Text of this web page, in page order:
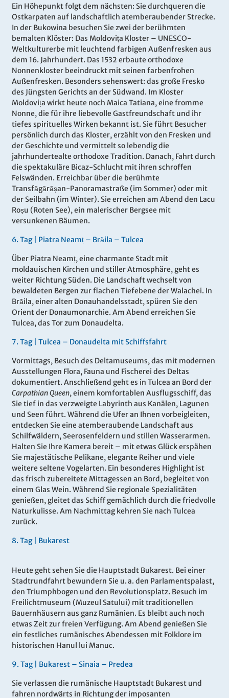
Ein Höhepunkt folgt dem nächsten: Sie durchqueren die
Ostkarpaten auf landschaftlich atemberaubender Strecke.
In der Bukowina besuchen Sie zwei der berühmten
bemalten Klöster: Das Moldovița Kloster – UNESCO-
Weltkulturerbe mit leuchtend farbigen Außenfresken aus
dem 16. Jahrhundert. Das 1532 erbaute orthodoxe
Nonnenkloster beeindruckt mit seinen farbenfrohen
Außenfresken. Besonders sehenswert: das große Fresko
des Jüngsten Gerichts an der Südwand. Im Kloster
Moldovița wirkt heute noch Maica Tatiana, eine fromme
Nonne, die für ihre liebevolle Gastfreundschaft und ihr
tiefes spirituelles Wirken bekannt ist. Sie führt Besucher
persönlich durch das Kloster, erzählt von den Fresken und
der Geschichte und vermittelt so lebendig die
jahrhundertealte orthodoxe Tradition. Danach, Fahrt durch
die spektakuläre Bicaz-Schlucht mit ihren schroffen
Felswänden. Erreichbar über die berühmte
Transfăgărășan-Panoramastraße (im Sommer) oder mit
der Seilbahn (im Winter). Sie erreichen am Abend den Lacu
Roșu (Roten See), ein malerischer Bergsee mit
versunkenen Bäumen.
6. Tag | Piatra Neamț – Brăila – Tulcea
Über Piatra Neamț, eine charmante Stadt mit
moldauischen Kirchen und stiller Atmosphäre, geht es
weiter Richtung Süden. Die Landschaft wechselt von
bewaldeten Bergen zur flachen Tiefebene der Walachei. In
Brăila, einer alten Donauhandelsstadt, spüren Sie den
Orient der Donaumonarchie. Am Abend erreichen Sie
Tulcea, das Tor zum Donaudelta.
7. Tag | Tulcea – Donaudelta mit Schiffsfahrt
Vormittags, Besuch des Deltamuseums, das mit modernen
Ausstellungen Flora, Fauna und Fischerei des Deltas
dokumentiert. Anschließend geht es in Tulcea an Bord der
Carpathian Queen, einem komfortablen Ausflugsschiff, das
Sie tief in das verzweigte Labyrinth aus Kanälen, Lagunen
und Seen führt. Während die Ufer an Ihnen vorbeigleiten,
entdecken Sie eine atemberaubende Landschaft aus
Schilfwäldern, Seerosenfeldern und stillen Wasserarmen.
Halten Sie Ihre Kamera bereit – mit etwas Glück erspähen
Sie majestätische Pelikane, elegante Reiher und viele
weitere seltene Vogelarten. Ein besonderes Highlight ist
das frisch zubereitete Mittagessen an Bord, begleitet von
einem Glas Wein. Während Sie regionale Spezialitäten
genießen, gleitet das Schiff gemächlich durch die friedvolle
Naturkulisse. Am Nachmittag kehren Sie nach Tulcea
zurück.
8. Tag | Bukarest
Heute geht sehen Sie die Hauptstadt Bukarest. Bei einer
Stadtrundfahrt bewundern Sie u. a. den Parlamentspalast,
den Triumphbogen und den Revolutionsplatz. Besuch im
Freilichtmuseum (Muzeul Satului) mit traditionellen
Bauernhäusern aus ganz Rumänien. Es bleibt auch noch
etwas Zeit zur freien Verfügung. Am Abend genießen Sie
ein festliches rumänisches Abendessen mit Folklore im
historischen Hanul lui Manuc.
9. Tag | Bukarest – Sinaia – Predea
Sie verlassen die rumänische Hauptstadt Bukarest und
fahren nordwärts in Richtung der imposanten